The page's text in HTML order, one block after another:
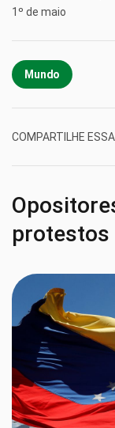
1º de maio
Mundo
COMPARTILHE
protestos